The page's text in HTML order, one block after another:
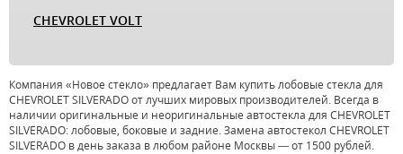
CHEVROLET VOLT
Компания «Новое стекло» предлагает Вам купить лобовые стекла для
CHEVROLET SILVERADO от лучших мировых производителей. Всегда в
наличии оригинальные и неоригинальные автостекла для CHEVROLET
SILVERADO: лобовые, боковые и задние. Замена автостекол CHEVROLET
SILVERADO в день заказа в любом районе Москвы — от 1500 рублей.